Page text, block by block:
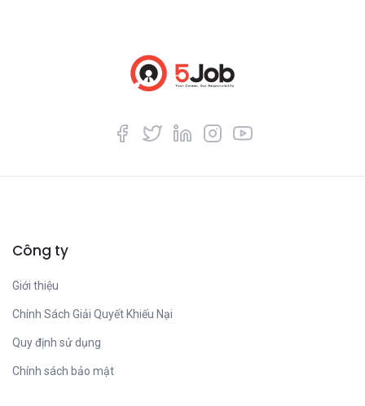
Công ty
Giới thiệu
Chính Sách Giải Quyết Khiếu Nại
Quy định sử dụng
Chính sách bảo mật